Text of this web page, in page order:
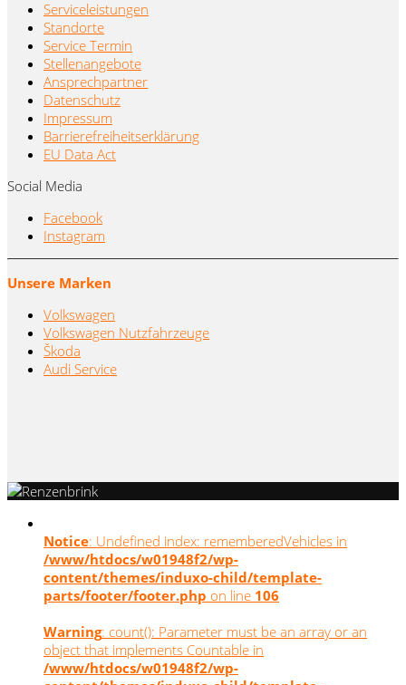
Serviceleistungen
Standorte
Service Termin
Stellenangebote
Ansprechpartner
Datenschutz
Impressum
Barrierefreiheitserklärung
EU Data Act
Social Media
Facebook
Instagram
Unsere Marken
Volkswagen
Volkswagen Nutzfahrzeuge
Škoda
Audi Service
Notice: Undefined index: rememberedVehicles in
/www/htdocs/w01948f2/wp-
content/themes/induxo-child/template-
parts/footer/footer.php on line 106
Warning: count(): Parameter must be an array or an
object that implements Countable in
/www/htdocs/w01948f2/wp-